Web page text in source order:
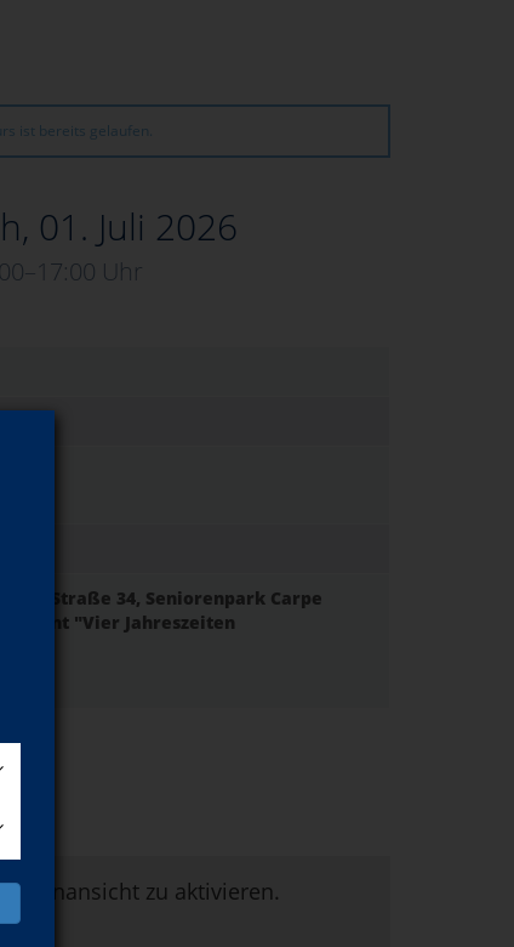
ist bereits gelaufen.
01. Juli 2026
Uhr
Straße 34, Seniorenpark Carpe
"Vier Jahreszeiten
zu aktivieren.